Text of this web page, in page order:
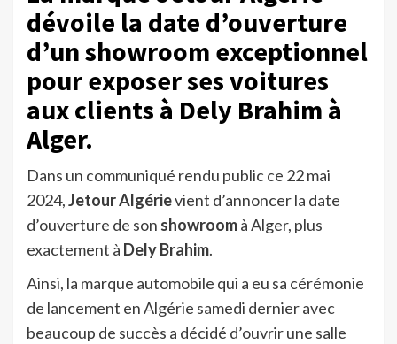
dévoile la date d’ouverture
d’un showroom exceptionnel
pour exposer ses voitures
aux clients à Dely Brahim à
Alger.
Dans un communiqué rendu public ce 22 mai
2024,Jetour Algérievient d’annoncer la date
d’ouverture de son showroomà Alger, plus
exactement à Dely Brahim.
Ainsi, la marque automobile qui a eu sa cérémonie
de lancement en Algérie samedi dernier avec
beaucoup de succès a décidé d’ouvrir une salle